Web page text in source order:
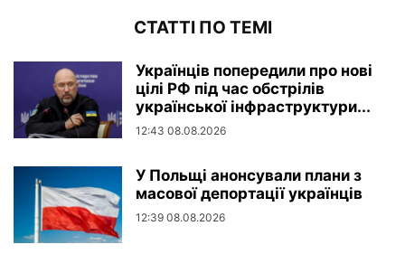
СТАТТІ ПО ТЕМІ
Українців попередили про нові
цілі РФ під час обстрілів
української інфраструктури...
12:43 08.08.2026
У Польщі анонсували плани з
масової депортації українців
12:39 08.08.2026